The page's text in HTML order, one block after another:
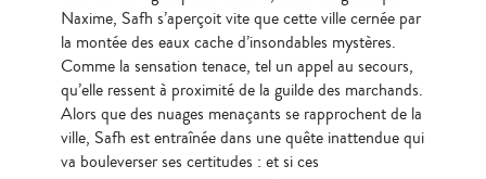
Naxime, Safh s’aperçoit vite que cette ville cernée par
la montée des eaux cache d’insondables mystères.
Comme la sensation tenace, tel un appel au secours,
qu’elle ressent à proximité de la guilde des marchands.
Alors que des nuages menaçants se rapprochent de la
ville, Safh est entraînée dans une quête inattendue qui
va bouleverser ses certitudes : et si ces